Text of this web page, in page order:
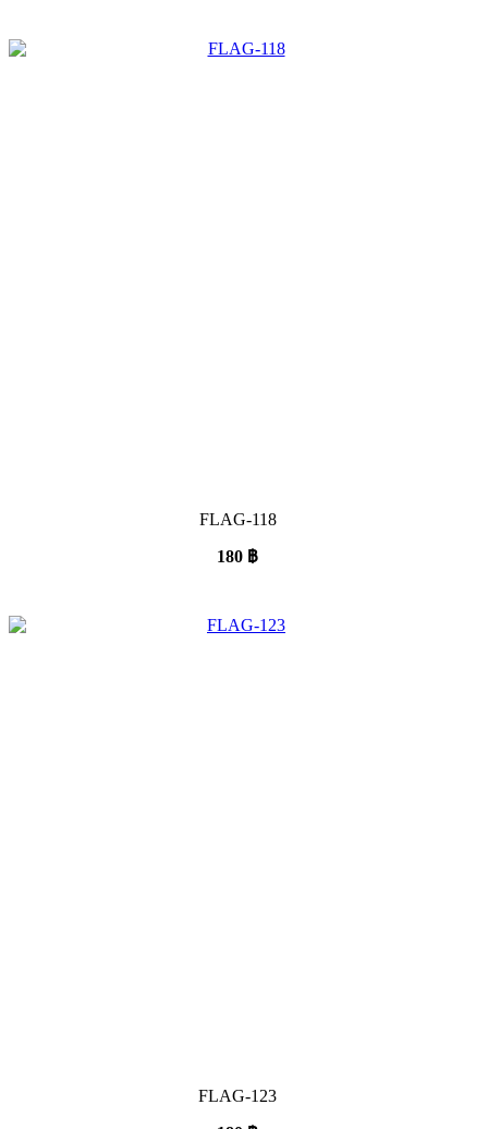
FLAG-118
180 ฿
FLAG-123